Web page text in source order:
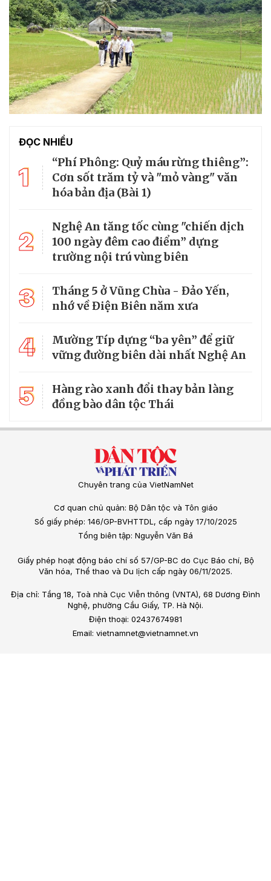
ĐỌC NHIỀU
1
“Phí Phông: Quỷ máu rừng thiêng”:
Cơn sốt trăm tỷ và "mỏ vàng" văn
hóa bản địa (Bài 1)
2
Nghệ An tăng tốc cùng "chiến dịch
100 ngày đêm cao điểm” dựng
trường nội trú vùng biên
3
Tháng 5 ở Vũng Chùa - Đảo Yến,
nhớ về Điện Biên năm xưa
4
Mường Típ dựng “ba yên” để giữ
vững đường biên dài nhất Nghệ An
5
Hàng rào xanh đổi thay bản làng
đồng bào dân tộc Thái
Chuyên trang của VietNamNet
Cơ quan chủ quản: Bộ Dân tộc và Tôn giáo
Số giấy phép: 146/GP-BVHTTDL, cấp ngày 17/10/2025
Tổng biên tập: Nguyễn Văn Bá
Giấy phép hoạt động báo chí số 57/GP-BC do Cục Báo chí, Bộ
Văn hóa, Thể thao và Du lịch cấp ngày 06/11/2025.
Địa chỉ: Tầng 18, Toà nhà Cục Viễn thông (VNTA), 68 Dương Đình
Nghệ, phường Cầu Giấy, TP. Hà Nội.
Điện thoại: 02437674981
Email: vietnamnet@vietnamnet.vn